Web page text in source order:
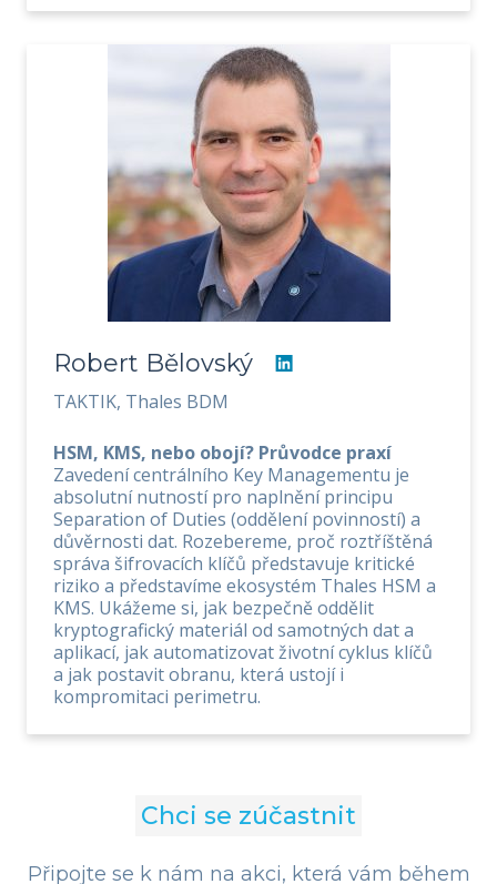
Robert Bělovský
TAKTIK, Thales BDM
HSM, KMS, nebo obojí? Průvodce praxí
Zavedení centrálního Key Managementu je
absolutní nutností pro naplnění principu
Separation of Duties (oddělení povinností) a
důvěrnosti dat. Rozebereme, proč roztříštěná
správa šifrovacích klíčů představuje kritické
riziko a představíme ekosystém Thales HSM a
KMS. Ukážeme si, jak bezpečně oddělit
kryptografický materiál od samotných dat a
aplikací, jak automatizovat životní cyklus klíčů
a jak postavit obranu, která ustojí i
kompromitaci perimetru.
Chci se zúčastnit
Připojte se k nám na akci, která vám během